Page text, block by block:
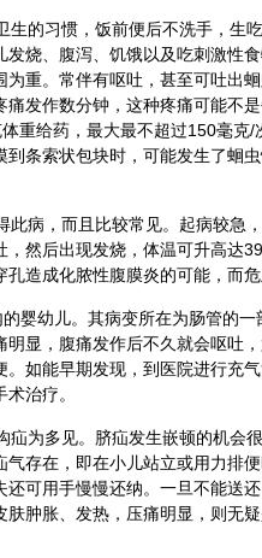
生的习惯，饭前便后不洗手，生
烧、腹泻、饥饿以及吃刺激性
重。常伴有呕吐，甚至可吐出
发作数分钟，这种疼痛可能不
重给药，最大最不超过150毫克
条索状包块时，可能发生了蛔
此病，而且比较常见。起病较急
，然后出现发烧，体温可升高达
造成化脓性腹膜炎的可能，而危
婴幼儿。其病变所在为肠管的
显，腹痛发作后不久就会呕吐
如能早期发现，到医院进行充
治疗。
疝为多见。脐疝发生嵌顿的机会
存在，即在小儿站立或用力排
可用手慢慢还纳。一旦不能送
肿胀、发热，压痛明显，则无